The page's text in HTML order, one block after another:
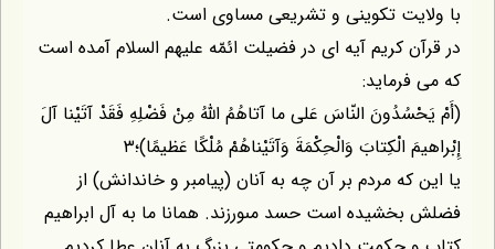
تكوينى و تشريعى مساوى است.
كريم آيه اى در فضيلت ائمّه عليهم السلام آمده است
النّاسَ عَلى ما آتاهُمُ اللّهُ مِنْ فَضْلِهِ فَقَدْ آتَيْنا آلَ
الْكِتابَ وَالْحِكْمَةَ وَآتَيْناهُمْ مُلْكًا عَظيمًا)؛۳
مردم بر آن چه به آنان (پيامبر و خاندانش) از
است حسد مىورزند. همانا ما به آل ابراهيم